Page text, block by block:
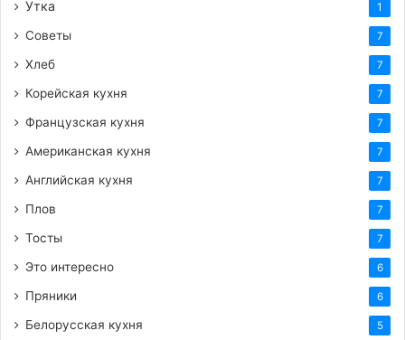
Утка 1
Советы 7
Хлеб 7
Корейская кухня 7
Французская кухня 7
Американская кухня 7
Английская кухня 7
Плов 7
Тосты 7
Это интересно 6
Пряники 6
Белорусская кухня 5